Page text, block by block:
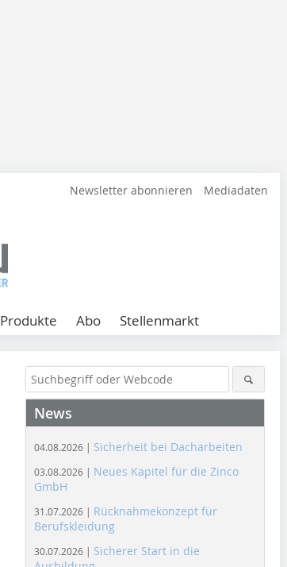
Newsletter abonnieren Mediadaten
Produkte Abo Stellenmarkt
News
04.08.2026 | Sicherheit bei Dacharbeiten
03.08.2026 | Neues Kapitel für die Zinco
GmbH
31.07.2026 | Rücknahmekonzept für
Berufskleidung
30.07.2026 | Sicherer Start in die